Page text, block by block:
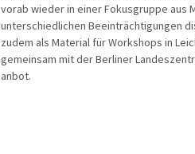
vorab wieder in einer Fokusgruppe aus
unterschiedlichen Beeinträchtigungen
zudem als Material für Workshops in
gemeinsam mit der Berliner
anbot.